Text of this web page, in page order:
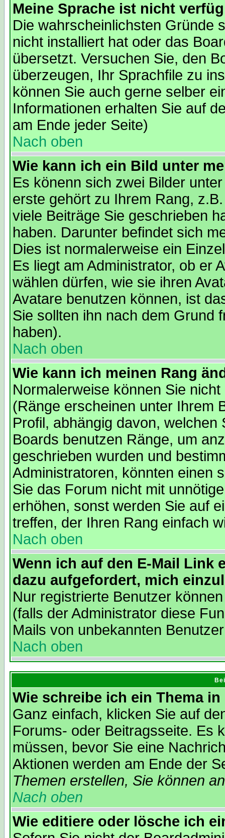
Meine Sprache ist nicht
Die wahrscheinlichsten Gründe
nicht installiert hat oder das
übersetzt. Versuchen Sie, den
überzeugen, Ihr Sprachfile zu
können Sie auch gerne selber
Informationen erhalten Sie auf
am Ende jeder Seite)
Nach oben
Wie kann ich ein Bild unter
Es könenn sich zwei Bilder
erste gehört zu Ihrem Rang,
viele Beiträge Sie geschrieben
haben. Darunter befindet sich
Dies ist normalerweise ein
Es liegt am Administrator, ob er
wählen dürfen, wie sie ihren
Avatare benutzen können, ist
Sie sollten ihn nach dem Grund
haben).
Nach oben
Wie kann ich meinen Rang
Normalerweise können Sie
(Ränge erscheinen unter Ihrem
Profil, abhängig davon,
Boards benutzen Ränge, um
geschrieben wurden und
Administratoren, könnten einen
Sie das Forum nicht mit
erhöhen, sonst werden Sie auf
treffen, der Ihren Rang einfach
Nach oben
Wenn ich auf den E-Mail Link
dazu aufgefordert, mich
Nur registrierte Benutzer
(falls der Administrator diese
Mails von unbekannten
Nach oben
Wie schreibe ich ein Thema
Ganz einfach, klicken Sie auf
Forums- oder Beitragsseite. Es
müssen, bevor Sie eine
Aktionen werden am Ende der
Themen erstellen, Sie können
Nach oben
Wie editiere oder lösche ich